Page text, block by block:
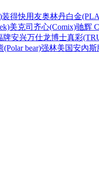
装得快用友奥林丹白金
美克司 齐心(Comix)驰辉
牌安兴万仕龙博士真彩
(Polar bear)强林美国安內斯